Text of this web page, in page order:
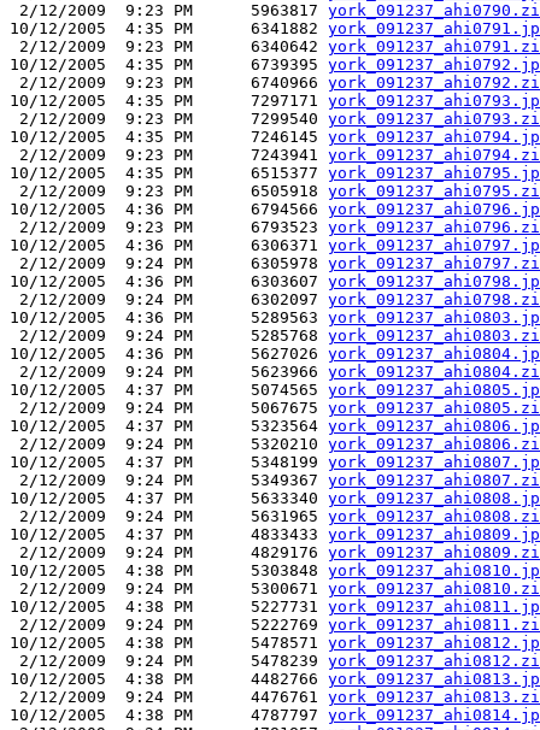
2/12/2009  9:23 PM      5963817
10/12/2005  4:35 PM      6341882
2/12/2009  9:23 PM      6340642
10/12/2005  4:35 PM      6739395
2/12/2009  9:23 PM      6740966
10/12/2005  4:35 PM      7297171
2/12/2009  9:23 PM      7299540
10/12/2005  4:35 PM      7246145
2/12/2009  9:23 PM      7243941
10/12/2005  4:35 PM      6515377
2/12/2009  9:23 PM      6505918
10/12/2005  4:36 PM      6794566
2/12/2009  9:23 PM      6793523
10/12/2005  4:36 PM      6306371
2/12/2009  9:24 PM      6305978
10/12/2005  4:36 PM      6303607
2/12/2009  9:24 PM      6302097
10/12/2005  4:36 PM      5289563
2/12/2009  9:24 PM      5285768
10/12/2005  4:36 PM      5627026
2/12/2009  9:24 PM      5623966
10/12/2005  4:37 PM      5074565
2/12/2009  9:24 PM      5067675
10/12/2005  4:37 PM      5323564
2/12/2009  9:24 PM      5320210
10/12/2005  4:37 PM      5348199
2/12/2009  9:24 PM      5349367
10/12/2005  4:37 PM      5633340
2/12/2009  9:24 PM      5631965
10/12/2005  4:37 PM      4833433
2/12/2009  9:24 PM      4829176
10/12/2005  4:38 PM      5303848
2/12/2009  9:24 PM      5300671
10/12/2005  4:38 PM      5227731
2/12/2009  9:24 PM      5222769
10/12/2005  4:38 PM      5478571
2/12/2009  9:24 PM      5478239
10/12/2005  4:38 PM      4482766
2/12/2009  9:24 PM      4476761
10/12/2005  4:38 PM      4787797